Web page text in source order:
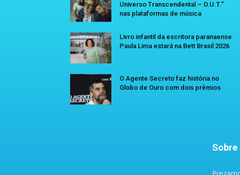
Universo Transcendental – O.U.T.”
nas plataformas de música
Livro infantil da escritora paranaense
Paula Lima estará na Bett Brasil 2026
O Agente Secreto faz história no
Globo de Ouro com dois prêmios
Sobre